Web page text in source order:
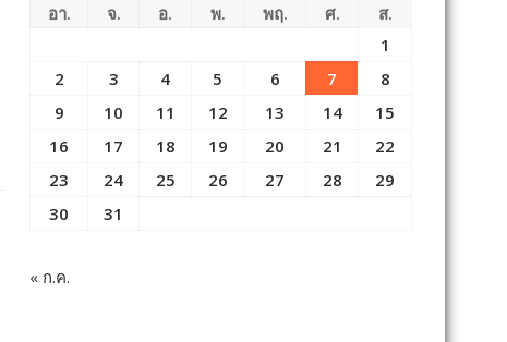
อา. จ. อ. พ. พฤ. ศ.
ส.
1
2
3 4 5 6 7
8
9
10 11 12 13 14
15
16
17 18 19 20 21
22
23
24 25 26 27 28
29
30
31
« ก.ค.